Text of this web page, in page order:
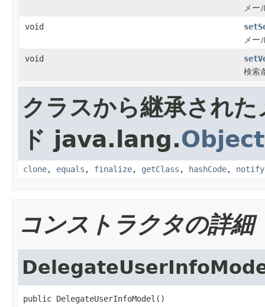
メー
void
メー
void
検索
クラスから継承された
ド java.lang.Object
clone, equals , finalize, getClass , hashCode, notify
コンストラクタの詳細
public DelegateUserInfoModel()